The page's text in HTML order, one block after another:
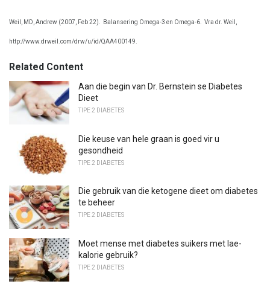
Weil, MD, Andrew (2007, Feb 22). Balansering Omega-3 en Omega-6. Vra dr. Weil,
http://www.drweil.com/drw/u/id/QAA400149.
Related Content
Aan die begin van Dr. Bernstein se Diabetes
Dieet
TIPE 2 DIABETES
Die keuse van hele graan is goed vir u
gesondheid
TIPE 2 DIABETES
Die gebruik van die ketogene dieet om diabetes
te beheer
TIPE 2 DIABETES
Moet mense met diabetes suikers met lae-
kalorie gebruik?
TIPE 2 DIABETES